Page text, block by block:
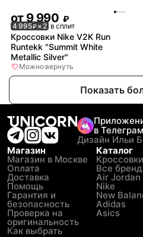
от9 990 ₽
4 995₽× 2 в сплит
Кроссовки Nike V2K Run
Runtekk "Summit White
Metallic Silver"
Можно вернуть
Показать
в
Дизайн Ильи
Магазин
Магазин в Москве
Оплата
Доставка
Помощь
Гарантия и
безопасность
Проверка на
оригинальность
Как выбрать
Каталог
Кроссовки
Все
Air Jordan
Nike
New
Adidas
Asics